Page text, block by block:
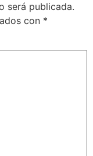
será publicada.
con *